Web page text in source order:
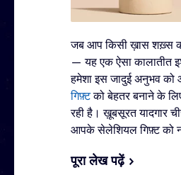
जब आप किसी ख़ास शख़्स को
— यह एक ऐसा कालातीत
हमेशा इस जादुई अनुभव
गिफ़्टको बेहतर बनाने के
रही है। ख़ूबसूरत यादगार
आपके सेलेशियल गिफ़्ट को
पूरा लेख पढ़ें